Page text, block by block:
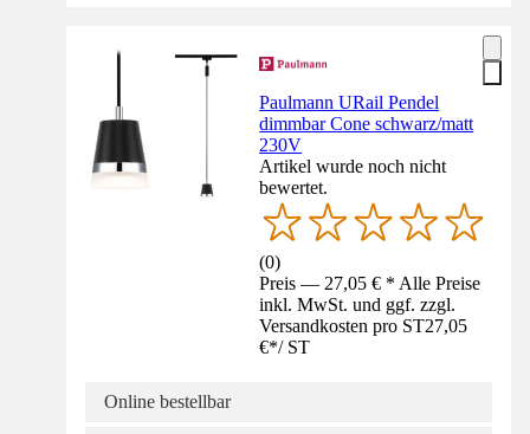
Paulmann URail Pendel
dimmbar Cone schwarz/matt
230V
Artikel wurde noch nicht
bewertet.
(0)
Preis — 27,05 € * Alle Preise
inkl. MwSt. und ggf. zzgl.
Versandkosten pro ST27,05
€*/ ST
Online bestellbar